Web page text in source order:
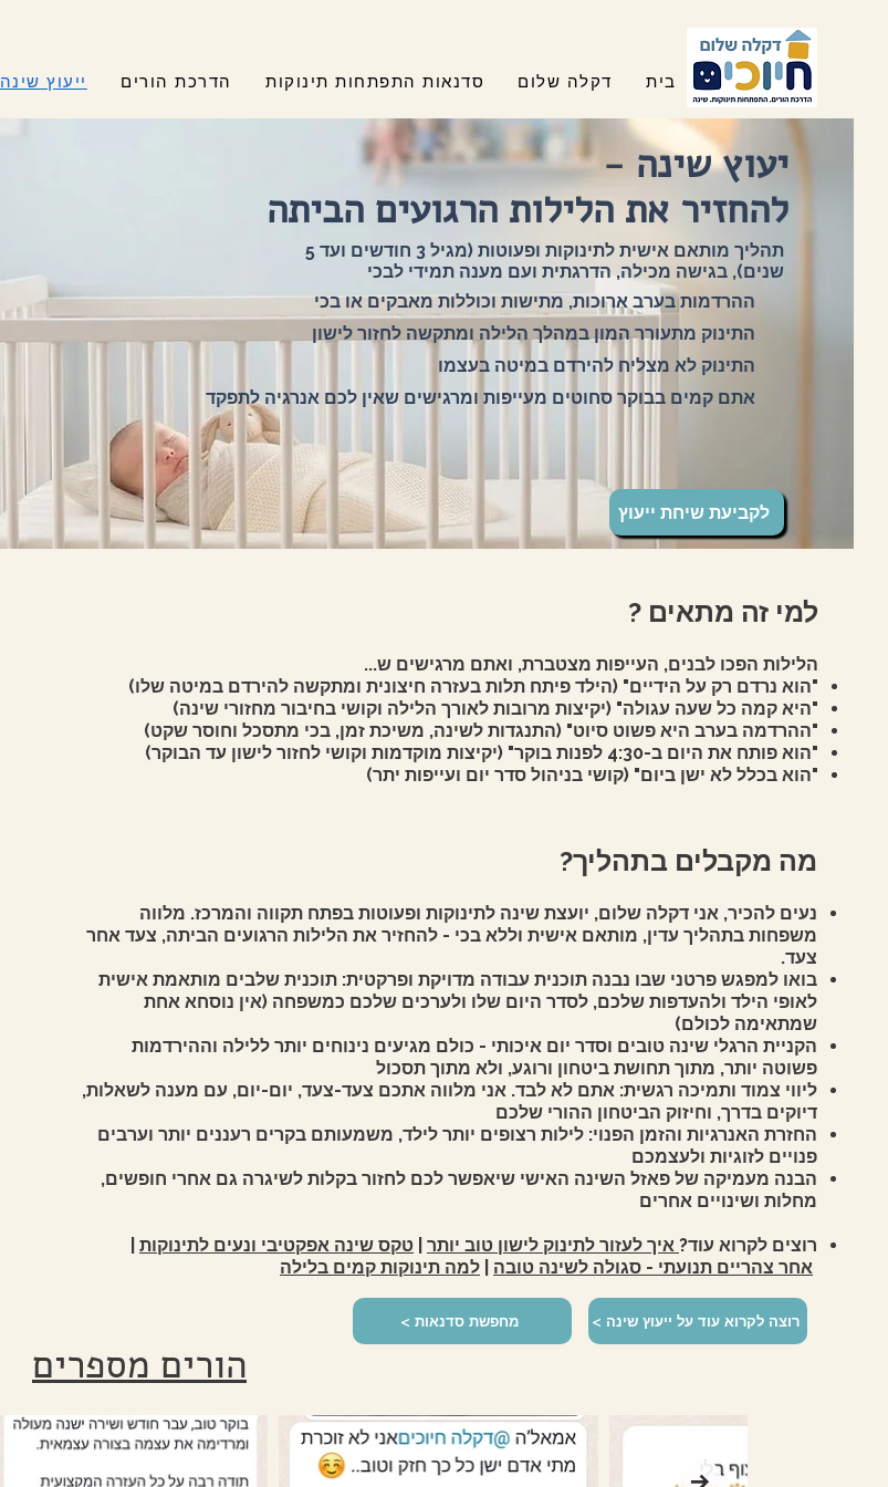
בית דקלה שלום סדנאות התפתחות תינוקות הדרכת הורים ייעוץ שינה
יעוץ שינה -
להחזיר את הלילות הרגועים הביתה
ההרדמות בערב ארוכות, מתישות וכוללות מאבקים או בכי
התינוק מתעורר המון במהלך הלילה ומתקשה לחזור לישון
התינוק לא מצליח להירדם במיטה בעצמו
אתם קמים בבוקר סחוטים מעייפות ומרגישים שאין לכם אנרגיה לתפקד
לקביעת שיחת ייעוץ
תהליך מותאם אישית לתינוקות ופעוטות (מגיל 3 חודשים ועד 5
שנים), בגישה מכילה, הדרגתית ועם מענה תמידי לבכי
למי זה מתאים ?
הלילות הפכו לבנים, העייפות מצטברת, ואתם מרגישים ש...
"הוא נרדם רק על הידיים" (הילד פיתח תלות בעזרה חיצונית ומתקשה להירדם במיטה שלו)
"היא קמה כל שעה עגולה" (יקיצות מרובות לאורך הלילה וקושי בחיבור מחזורי שינה)
"ההרדמה בערב היא פשוט סיוט" (התנגדות לשינה, משיכת זמן, בכי מתסכל וחוסר שקט)
"הוא פותח את היום ב-4:30 לפנות בוקר" (יקיצות מוקדמות וקושי לחזור לישון עד הבוקר)
"הוא בכלל לא ישן ביום" (קושי בניהול סדר יום ועייפות יתר)
מה מקבלים בתהליך?
נעים להכיר, אני דקלה שלום, יועצת שינה לתינוקות ופעוטות בפתח תקווה והמרכז. מלווה
משפחות בתהליך עדין, מותאם אישית וללא בכי - להחזיר את הלילות הרגועים הביתה, צעד אחר
צעד.
בואו למפגש פרטני שבו נבנה תוכנית עבודה מדויקת ופרקטית: תוכנית שלבים מותאמת אישית
לאופי הילד ולהעדפות שלכם, לסדר היום שלו ולערכים שלכם כמשפחה (אין נוסחא אחת
שמתאימה לכולם)
הקניית הרגלי שינה טובים וסדר יום איכותי - כולם מגיעים נינוחים יותר ללילה וההירדמות
פשוטה יותר, מתוך תחושת ביטחון ורוגע, ולא מתוך תסכול
ליווי צמוד ותמיכה רגשית: אתם לא לבד. אני מלווה אתכם צעד-צעד, יום-יום, עם מענה לשאלות,
דיוקים בדרך, וחיזוק הביטחון ההורי שלכם
החזרת האנרגיות והזמן הפנוי: לילות רצופים יותר לילד, משמעותם בקרים רעננים יותר וערבים
פנויים לזוגיות ולעצמכם
הבנה מעמיקה של פאזל השינה האישי שיאפשר לכם לחזור בקלות לשיגרה גם אחרי חופשים,
מחלות ושינויים אחרים
רוצים לקרוא עוד? איך לעזור לתינוק לישון טוב יותר טקס שינה אפקטיבי ונעים לתינוקות
אחר צהריים תנועתי - סגולה לשינה טובה
למה תינוקות קמים בלילה
< רוצה לקרוא עוד על ייעוץ שינה < מחפשת סדנאות
הורים מספרים